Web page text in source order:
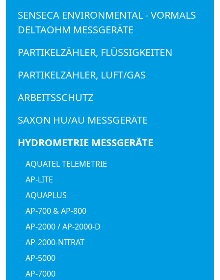
SENSECA ENVIRONMENTAL - VORMALS
DELTAOHM MESSGERÄTE
PARTIKELZÄHLER, FLÜSSIGKEITEN
PARTIKELZÄHLER, LUFT/GAS
ARBEITSSCHUTZ
SAXON HU/AU MESSGERÄTE
HYDROMETRIE MESSGERÄTE
AQUATEL TELEMETRIE
AP-LITE
AQUAPLUS
AP-700 & AP-800
AP-2000 / AP-2000-D
AP-2000-NITRAT
AP-5000
AP-7000